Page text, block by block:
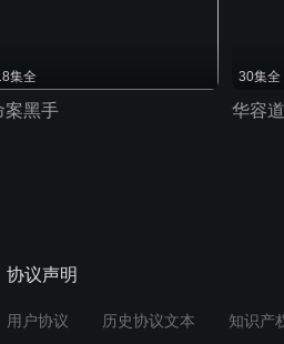
集全
案黑手
30集全
华容
协议声明
用户协议 历史协议文本 知识产